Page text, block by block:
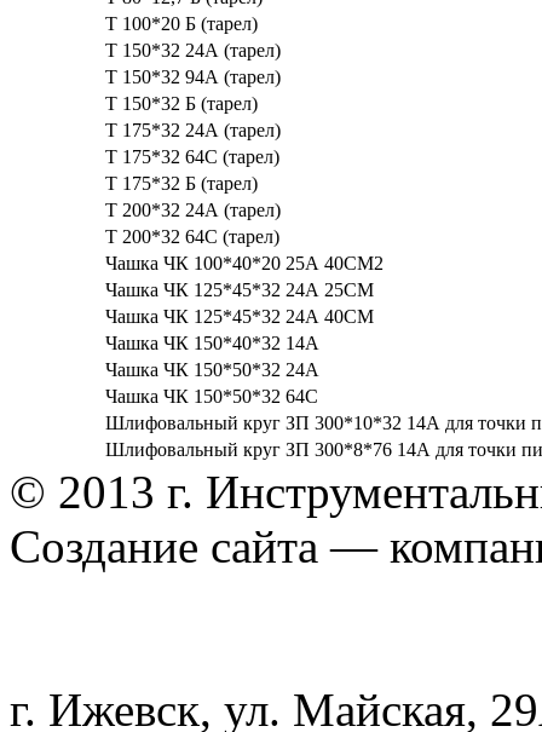
Т 100*20 Б (тарел)
Т 150*32 24А (тарел)
Т 150*32 94А (тарел)
Т 150*32 Б (тарел)
Т 175*32 24А (тарел)
Т 175*32 64С (тарел)
Т 175*32 Б (тарел)
Т 200*32 24А (тарел)
Т 200*32 64С (тарел)
Чашка ЧК 100*40*20 25А 40СМ2
Чашка ЧК 125*45*32 24А 25СМ
Чашка ЧК 125*45*32 24А 40СМ
Чашка ЧК 150*40*32 14А
Чашка ЧК 150*50*32 24А
Чашка ЧК 150*50*32 64C
Шлифовальный круг ЗП 300*10*32 14А для точки
Шлифовальный круг ЗП 300*8*76 14А для точки
© 2013 г.
Создание сайта —
г. Ижевск, ул. Майская,